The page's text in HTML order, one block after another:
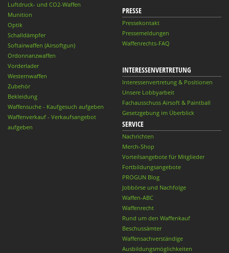
Luftdruck- und CO2-Waffen
Munition
Optik
Schalldämpfer
Softairwaffen (Airsoftgun)
Ordonnanzwaffen
Vorderlader
Westernwaffen
Zubehör
Bekleidung
Waffensuche - Kaufgesuch aufgeben
Waffenverkauf - Verkaufsangebot
aufgeben
PRESSE
Pressekontakt
Pressemeldungen
Waffenrechts-FAQ
INTERESSENVERTRETUNG
Interessenvertretung & Positionen
Unsere Lobbyarbeit
Fachausschuss Airsoft & Paintball
Gesetzgebung im Überblick
SERVICE
Nachrichten
Merch-Shop
Vorteilsangebote für Mitglieder
Fortbildungsangebote
PROGUN Blog
Jobbörse und Nachfolge
Waffen-ABC
Waffenrecht
Rund um den Waffenkauf
Beschussämter
Waffensachverständige
Ausbildungsmöglichkeiten